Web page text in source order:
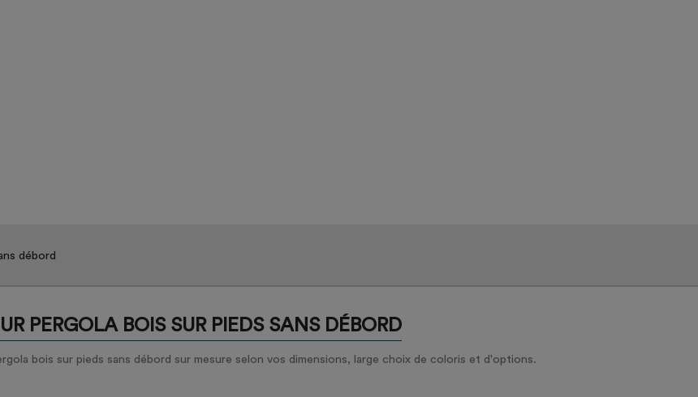
débord
PERGOLA BOIS SUR PIEDS SANS DÉBORD
bois sur pieds sans débord sur mesure selon vos dimensions, large choix de coloris et d'options.